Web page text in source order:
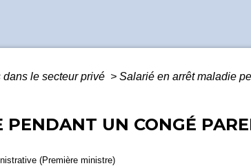
dans le secteur privé > Salarié en arrêt maladie
UN CONGÉ
(Première ministre)